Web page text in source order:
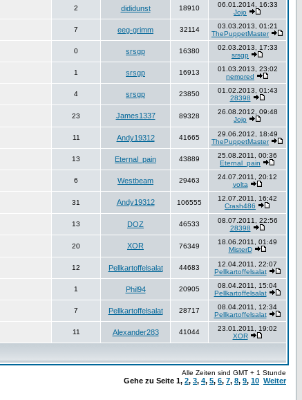
2 dididunst 18910
06.01.2014, 16:33
Jojo
7 eeg-grimm 32114
03.03.2013, 01:21
ThePuppetMaster
0 srsgp 16380
02.03.2013, 17:33
srsgp
1 srsgp 16913
01.03.2013, 23:02
nemored
4 srsgp 23850
01.02.2013, 01:43
28398
23 James1337 89328
26.08.2012, 09:48
Jojo
11 Andy19312 41665
29.06.2012, 18:49
ThePuppetMaster
13 Eternal_pain 43889
25.08.2011, 00:36
Eternal_pain
6 Westbeam 29463
24.07.2011, 20:12
volta
31 Andy19312 106555
12.07.2011, 16:42
Crash486
13 DOZ 46533
08.07.2011, 22:56
28398
20 XOR 76349
18.06.2011, 01:49
MisterD
12 Pellkartoffelsalat 44683
12.04.2011, 22:07
Pellkartoffelsalat
1 Phil94 20905
08.04.2011, 15:04
Pellkartoffelsalat
7 Pellkartoffelsalat 28717
08.04.2011, 12:34
Pellkartoffelsalat
11 Alexander283 41044
23.01.2011, 19:02
XOR
Alle Zeiten sind GMT + 1 Stunde
Gehe zu Seite 1, 2, 3, 4, 5, 6, 7, 8, 9, 10 Weiter